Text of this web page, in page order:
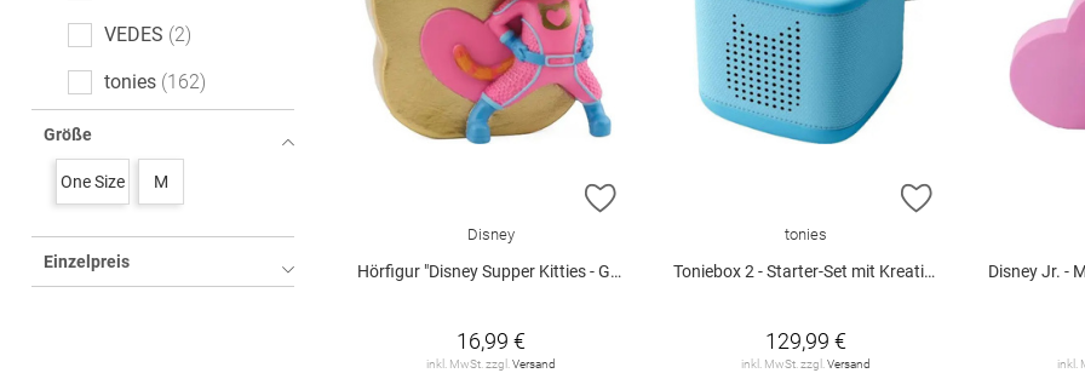
VEDES 2
tonies 162
Größe
One Size M
Einzelpreis
ZUR WUNSCHLISTE HINZUFÜGEN
Disney
Hörfigur "Disney Supper Kitties - Ginny"
16,99 €
inkl. MwSt. zzgl. Versand
ZUR
tonies
Toniebox 2 - Starter-Set mit Kreativ-Tonie (Himmelblau)
129,99 €
inkl. MwSt. zzgl.Versand
Disney Jr. -
inkl.